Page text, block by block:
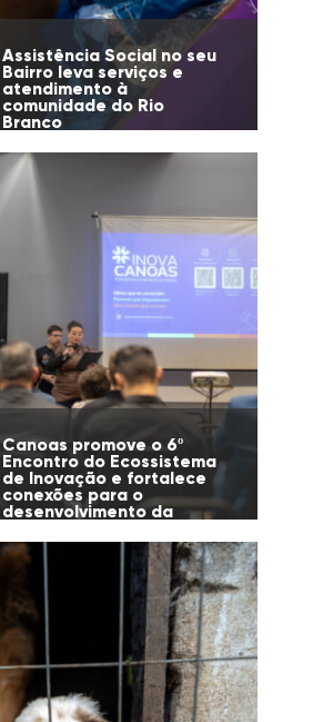
Assistência Social no seu
Bairro leva serviços e
atendimento à
comunidade do Rio
Branco
Canoas promove o 6º
Encontro do Ecossistema
de Inovação e fortalece
conexões para o
desenvolvimento da